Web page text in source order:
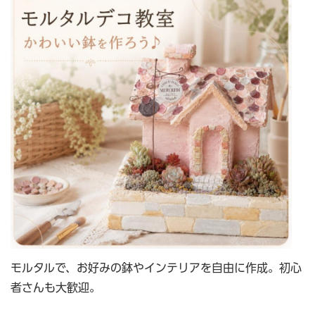
モルタルで、お好みの鉢やインテリアを自由に作成。初心
者さんも大歓迎。